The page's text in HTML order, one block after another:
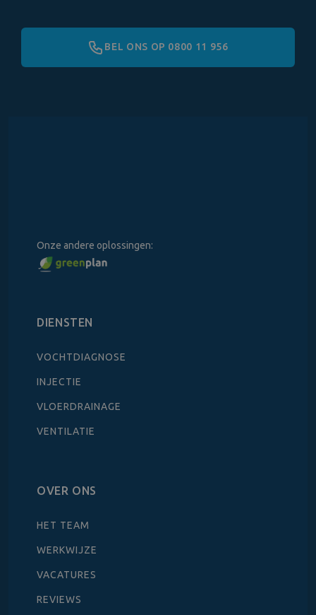
BEL ONS OP 0800 11 956
Onze andere oplossingen:
DIENSTEN
VOCHTDIAGNOSE
INJECTIE
VLOERDRAINAGE
VENTILATIE
OVER ONS
HET TEAM
WERKWIJZE
VACATURES
REVIEWS